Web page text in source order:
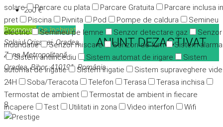
solare
Parcare cu plata Parcare Gratuita
Parcare inclusa in
pret
Piscina Pivnita Pod Pompe de caldura
Semineu
electric
Semineu pe lemne Senzor detectare gaz
Senzor
indundatie
Senzor miscare Senzori de fum
Sistem alarma
Sistem antiincediu
Sistem automat de irigare
Sistem
automat de irigatie
Sistem irigatie
Sistem supraveghere
24H
Soba/Teracota Telefon Terasa
Terasa inchisa
Termostat de ambient
Termostat de ambient in fiecare
incapere
Test Utilitati in zona Video interfon Wifi
200 €
PromovatDe închiriat
ANUNT DEZACTIVAT
Splaiul Crișanei, Oradea,
Zona Metropolitană
Oradea, Bihor, 410191, România
8